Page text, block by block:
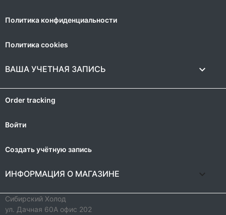
Политика конфиденциальности
Политика cookies
ВАША УЧЕТНАЯ ЗАПИСЬ 
Order tracking
Войти
Создать учётную запись
ИНФОРМАЦИЯ О МАГАЗИНЕ keyboard_arrow_down
Сибирский Холод
ул. Дачная 60А офис 202